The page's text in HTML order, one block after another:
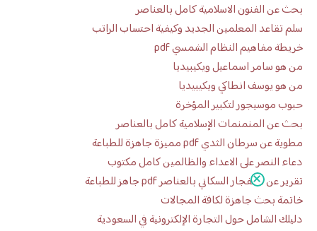
بحث عن الفنون الاسلامية كامل بالعناصر
سلم تقاعد المعلمين الجديد وكيفية احتساب الراتب
خريطة مفاهيم النظام الشمسي pdf
من هو سامر اسماعيل ويكيبيديا
من هو يوسف انطاكي ويكيبيديا
حبوب موسيجور لتكبير المؤخرة
بحث عن المنمنمات الإسلامية كامل بالعناصر
مطوية عن سرطان الثدي pdf مميزة جاهزة للطباعة
دعاء النصر على الاعداء والظالمين كامل مكتوب
تقرير عن الانفجار السكاني بالعناصر pdf جاهز للطباعة
خاتمة بحث جاهزة لكافة المجالات
دليلك الشامل حول التجارة الإلكترونية في السعودية